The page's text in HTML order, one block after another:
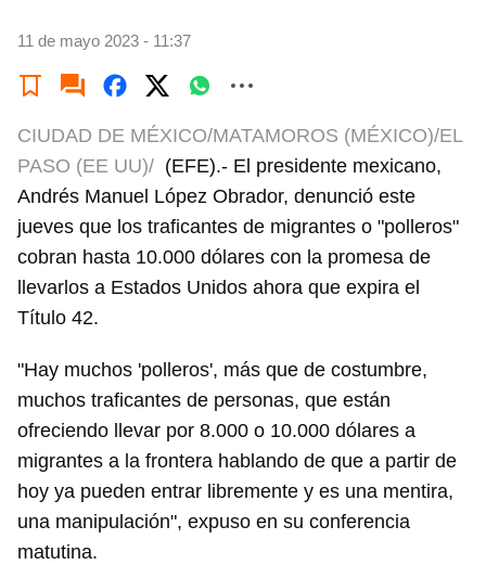
11 de mayo 2023 - 11:37
CIUDAD DE MÉXICO/MATAMOROS (MÉXICO)/EL
PASO (EE UU)/ (EFE).- El presidente mexicano,
Andrés Manuel López Obrador, denunció este
jueves que los traficantes de migrantes o "polleros"
cobran hasta 10.000 dólares con la promesa de
llevarlos a Estados Unidos ahora que expira el
Título 42.
"Hay muchos 'polleros', más que de costumbre,
muchos traficantes de personas, que están
ofreciendo llevar por 8.000 o 10.000 dólares a
migrantes a la frontera hablando de que a partir de
hoy ya pueden entrar libremente y es una mentira,
una manipulación", expuso en su conferencia
matutina.